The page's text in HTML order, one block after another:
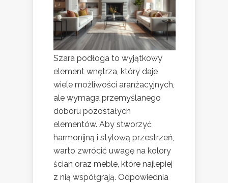
Szara podłoga to wyjątkowy
element wnętrza, który daje
wiele możliwości aranżacyjnych,
ale wymaga przemyślanego
doboru pozostałych
elementów. Aby stworzyć
harmonijną i stylową przestrzeń,
warto zwrócić uwagę na kolory
ścian oraz meble, które najlepiej
z nią współgrają. Odpowiednia